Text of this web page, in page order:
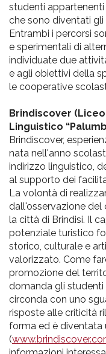
studenti
che sono diventati
Entrambi i percorsi
e sperimentali di
individuate due
e agli obiettivi della
le cooperative
Brindiscover
Linguistico
Brindiscover,
nata nell'anno
indirizzo linguistico,
al supporto dei
La volontà di
dall'osservazione del
la città di Brindisi. Il
potenziale turistico
storico, culturale e
valorizzato. Come
promozione del
domanda gli studenti
circonda con uno
risposte alle criticità
forma ed è diventata
(